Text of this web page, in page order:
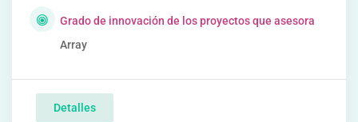
Grado de innovación de los proyectos que asesora
Array
Detalles